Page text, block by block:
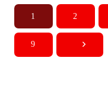
33,90 €.30,51 €.
1 2
9